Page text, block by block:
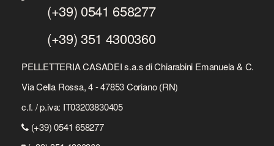
(+39) 0541 658277
(+39) 351 4300360
PELLETTERIA CASADEI s.a.s di Chiarabini Emanuela & C.
Via Cella Rossa, 4 - 47853 Coriano (RN)
c.f. / p.iva: IT03203830405
(+39) 0541 658277